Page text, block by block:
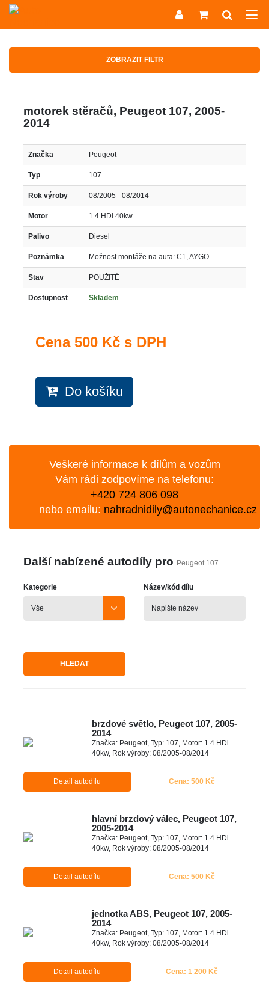
ZOBRAZIT FILTR
motorek stěračů, Peugeot 107, 2005-
2014
Značka Peugeot
Typ 107
Rok výroby 08/2005 - 08/2014
Motor 1.4 HDi 40kw
Palivo Diesel
Poznámka Možnost montáže na auta: C1, AYGO
Stav POUŽITÉ
Dostupnost Skladem
Cena 500 Kč s DPH
Do košíku
Veškeré informace k dílům a vozům
Vám rádi zodpovíme na telefonu:
+420 724 806 098
nebo emailu: nahradnidily@autonechanice.cz
Další nabízené autodíly pro Peugeot 107
Kategorie Název/kód dílu
HLEDAT
brzdové světlo, Peugeot 107, 2005-
2014
Značka: Peugeot, Typ: 107, Motor: 1.4 HDi
40kw, Rok výroby: 08/2005-08/2014
Detail autodílu Cena: 500 Kč
hlavní brzdový válec, Peugeot 107,
2005-2014
Značka: Peugeot, Typ: 107, Motor: 1.4 HDi
40kw, Rok výroby: 08/2005-08/2014
Detail autodílu Cena: 500 Kč
jednotka ABS, Peugeot 107, 2005-
2014
Značka: Peugeot, Typ: 107, Motor: 1.4 HDi
40kw, Rok výroby: 08/2005-08/2014
Detail autodílu Cena: 1 200 Kč